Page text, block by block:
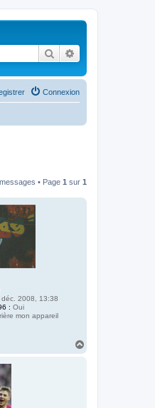
Rechercher
Connexion
• Page 1 sur 1
déc. 2008, 13:38
: Oui
mon appareil